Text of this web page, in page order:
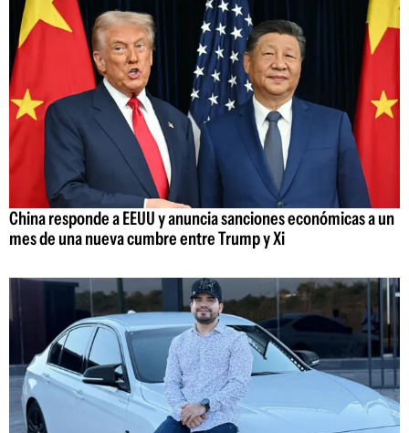
China responde a EEUU y anuncia sanciones económicas a un
mes de una nueva cumbre entre Trump y Xi